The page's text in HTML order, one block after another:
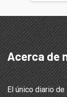
Acerca de
El único diario